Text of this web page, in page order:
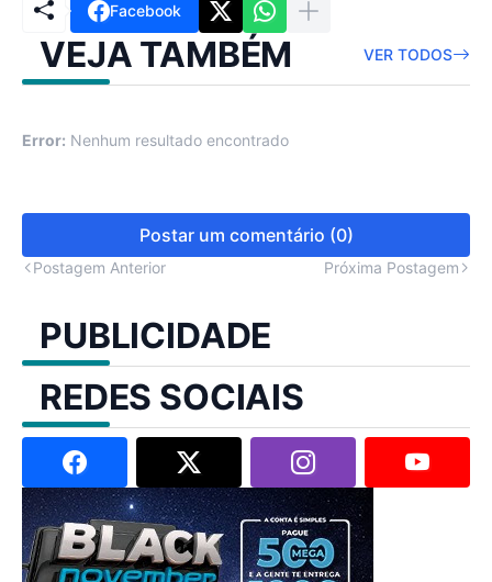
Facebook
VEJA TAMBÉM VER TODOS
Error: Nenhum resultado encontrado
Postar um comentário (0)
Postagem Anterior Próxima Postagem
PUBLICIDADE
REDES SOCIAIS